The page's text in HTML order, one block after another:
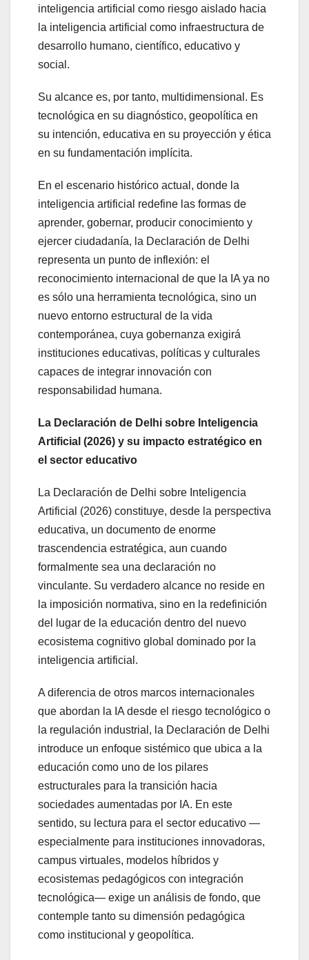
inteligencia artificial como riesgo aislado hacia
la inteligencia artificial como infraestructura de
desarrollo humano, científico, educativo y
social.
Su alcance es, por tanto, multidimensional. Es
tecnológica en su diagnóstico, geopolítica en
su intención, educativa en su proyección y ética
en su fundamentación implícita.
En el escenario histórico actual, donde la
inteligencia artificial redefine las formas de
aprender, gobernar, producir conocimiento y
ejercer ciudadanía, la Declaración de Delhi
representa un punto de inflexión: el
reconocimiento internacional de que la IA ya no
es sólo una herramienta tecnológica, sino un
nuevo entorno estructural de la vida
contemporánea, cuya gobernanza exigirá
instituciones educativas, políticas y culturales
capaces de integrar innovación con
responsabilidad humana.
La Declaración de Delhi sobre Inteligencia
Artificial (2026) y su impacto estratégico en
el sector educativo
La Declaración de Delhi sobre Inteligencia
Artificial (2026) constituye, desde la perspectiva
educativa, un documento de enorme
trascendencia estratégica, aun cuando
formalmente sea una declaración no
vinculante. Su verdadero alcance no reside en
la imposición normativa, sino en la redefinición
del lugar de la educación dentro del nuevo
ecosistema cognitivo global dominado por la
inteligencia artificial.
A diferencia de otros marcos internacionales
que abordan la IA desde el riesgo tecnológico o
la regulación industrial, la Declaración de Delhi
introduce un enfoque sistémico que ubica a la
educación como uno de los pilares
estructurales para la transición hacia
sociedades aumentadas por IA. En este
sentido, su lectura para el sector educativo —
especialmente para instituciones innovadoras,
campus virtuales, modelos híbridos y
ecosistemas pedagógicos con integración
tecnológica— exige un análisis de fondo, que
contemple tanto su dimensión pedagógica
como institucional y geopolítica.